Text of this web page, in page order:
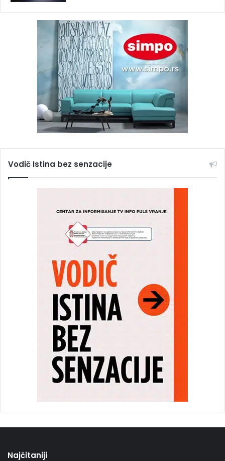
Vodič Istina bez senzacije
Najčitaniji